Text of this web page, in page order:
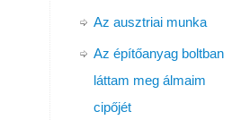
Az ausztriai munka
Az építőanyag boltban
láttam meg álmaim
cipőjét